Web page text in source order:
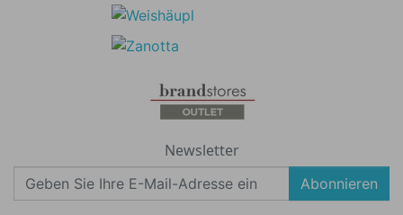
Newsletter
Abonnieren